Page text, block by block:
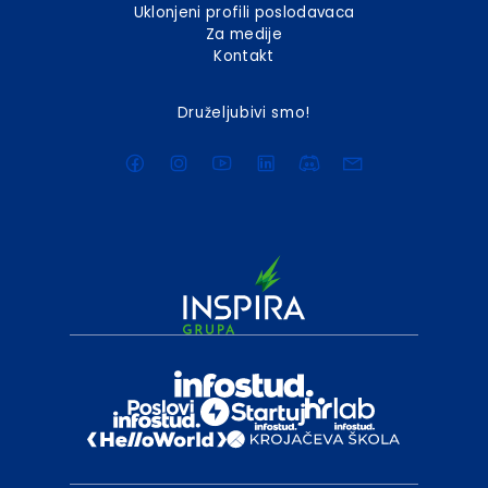
Uklonjeni profili poslodavaca
Za medije
Kontakt
Druželjubivi smo!